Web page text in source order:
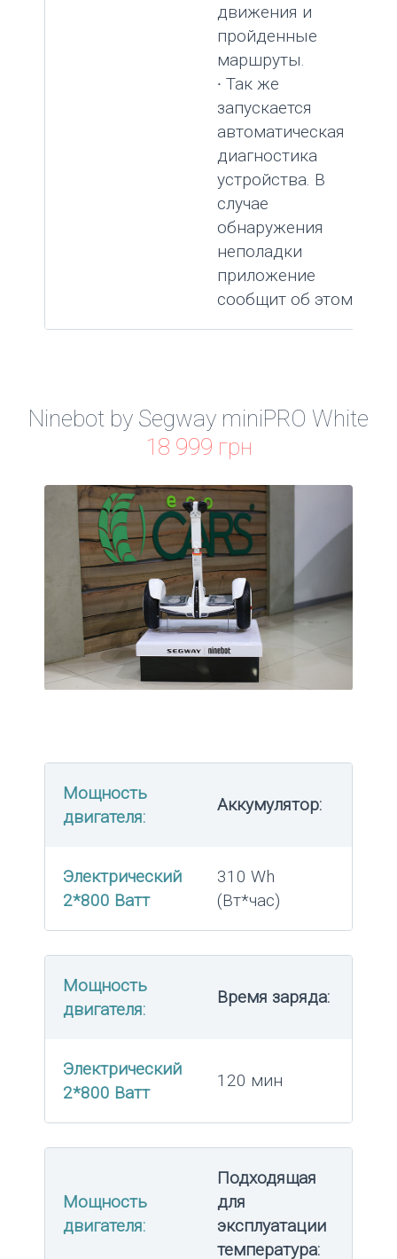
движения и
пройденные
маршруты.
∙ Так же
запускается
автоматическая
диагностика
устройства. В
случае
обнаружения
неполадки
приложение
сообщит об этом.
Ninebot by Segway miniPRO White
18 999 грн
Мощность
двигателя:
Аккумулятор:
Электрический
2*800 Ватт
310 Wh
(Вт*час)
Мощность
двигателя:
Время заряда:
Электрический
2*800 Ватт
120 мин
Мощность
двигателя:
Подходящая
для
эксплуатации
температура: